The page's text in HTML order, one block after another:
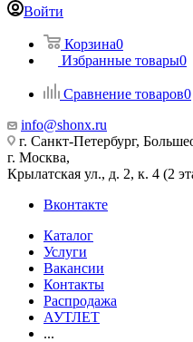
Войти
Корзина0
Избранные товары0
Сравнение товаров0
info@shonx.ru
г. Санкт-Петербург,
г. Москва,
Крылатская ул., д. 2, к. 4 (2
Вконтакте
Каталог
Услуги
Вакансии
Контакты
Распродажа
АУТЛЕТ
...